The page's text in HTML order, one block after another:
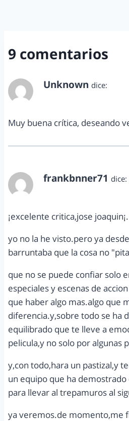
9 comentarios
Unknown dice:
Muy buena crítica, deseando
frankbnner71 dice:
¡excelente critica,jose joaquin¡.
yo no la he visto.pero ya
barruntaba que la cosa no
que no se puede confiar solo
especiales y escenas de
que haber algo mas.algo que
diferencia.y,sobre todo se ha
equilibrado que te lleve a
pelicula,y no solo por algunas
y,con todo,hara un pastizal,y
un equipo que ha
para llevar al trepamuros al
ya veremos.de momento,me